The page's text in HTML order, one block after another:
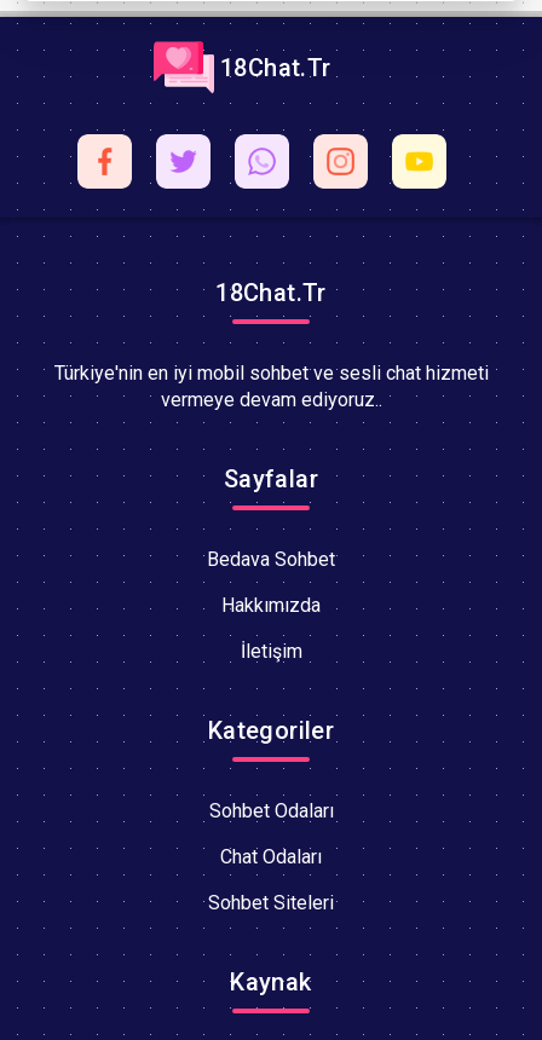
18Chat.Tr
18Chat.Tr
Türkiye'nin en iyi mobil sohbet ve sesli chat hizmeti
vermeye devam ediyoruz..
Sayfalar
Bedava Sohbet
Hakkımızda
İletişim
Kategoriler
Sohbet Odaları
Chat Odaları
Sohbet Siteleri
Kaynak